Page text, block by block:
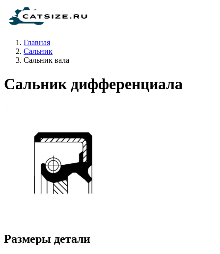
Главная
Сальник
Сальник вала
Сальник дифференциала
Размеры детали